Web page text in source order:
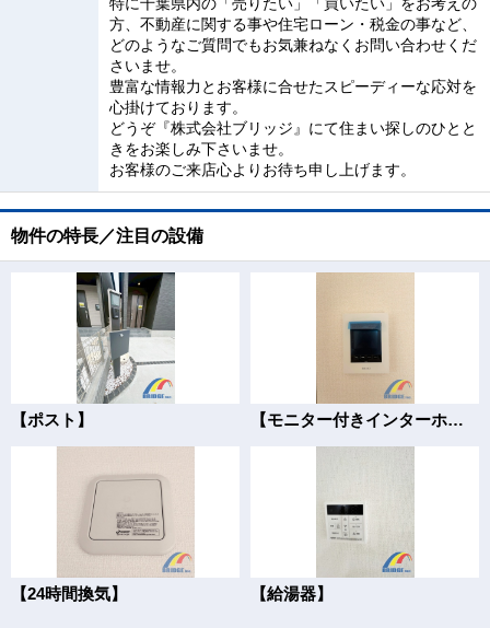
方、不動産に関する事や住宅ローン・税金の事など、
どのようなご質問でもお気兼ねなくお問い合わせくだ
さいませ。
豊富な情報力とお客様に合せたスピーディーな応対を
心掛けております。
どうぞ『株式会社ブリッジ』にて住まい探しのひとと
きをお楽しみ下さいませ。
お客様のご来店心よりお待ち申し上げます。
物件の特長／注目の設備
【ポスト】 【モニター付きインターホン】
【24時間換気】 【給湯器】